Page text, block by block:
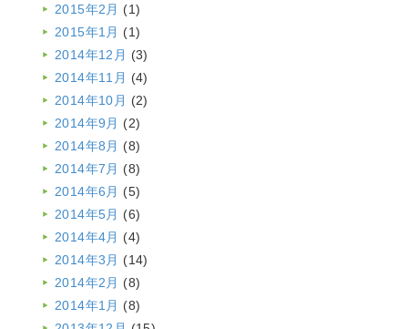
2015年2月 (1)
2015年1月 (1)
2014年12月 (3)
2014年11月 (4)
2014年10月 (2)
2014年9月 (2)
2014年8月 (8)
2014年7月 (8)
2014年6月 (5)
2014年5月 (6)
2014年4月 (4)
2014年3月 (14)
2014年2月 (8)
2014年1月 (8)